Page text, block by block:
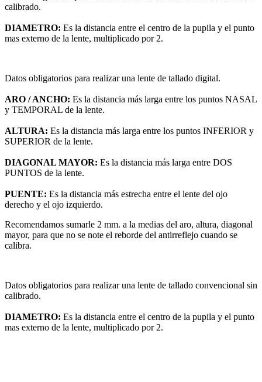
calibrado.
DIAMETRO: Es la distancia entre el centro de la pupila y el punto
mas externo de la lente, multiplicado por 2.
Datos obligatorios para realizar una lente de tallado digital.
ARO / ANCHO: Es la distancia más larga entre los puntos NASAL
y TEMPORAL de la lente.
ALTURA: Es la distancia más larga entre los puntos INFERIOR y
SUPERIOR de la lente.
DIAGONAL MAYOR: Es la distancia más larga entre DOS
PUNTOS de la lente.
PUENTE: Es la distancia más estrecha entre el lente del ojo
derecho y el ojo izquierdo.
Recomendamos sumarle 2 mm. a la medias del aro, altura, diagonal
mayor, para que no se note el reborde del antirreflejo cuando se
calibra.
Datos obligatorios para realizar una lente de tallado convencional sin
calibrado.
DIAMETRO: Es la distancia entre el centro de la pupila y el punto
mas externo de la lente, multiplicado por 2.